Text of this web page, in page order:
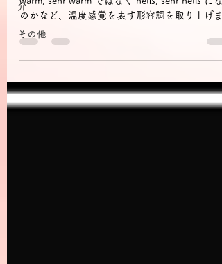
介
その他
のかなど、温度感覚を表す形容詞を取り上げま
す。また、暑気あたりなどの体への影響に関す
語彙もご紹介します。